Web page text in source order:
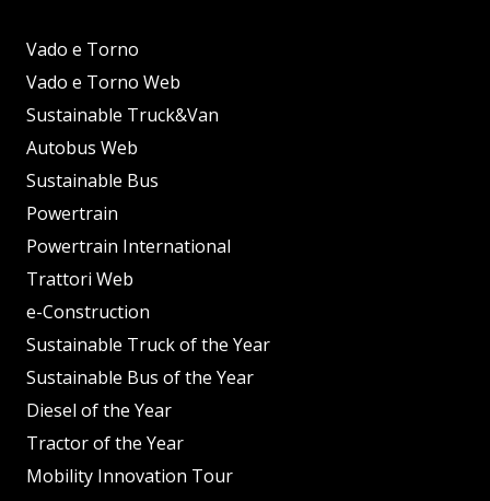
Vado e Torno
Vado e Torno Web
Sustainable Truck&Van
Autobus Web
Sustainable Bus
Powertrain
Powertrain International
Trattori Web
e-Construction
Sustainable Truck of the Year
Sustainable Bus of the Year
Diesel of the Year
Tractor of the Year
Mobility Innovation Tour